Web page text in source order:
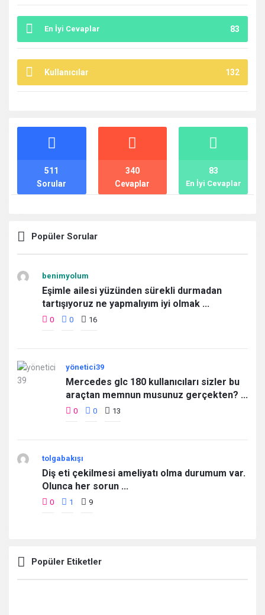
En İyi Cevaplar 83
Kullanıcılar 132
İstatistikler
Sorular
511
Cevaplar
340
En İyi Cevaplar
83
Popüler Sorular
benimyolum
Eşimle ailesi yüzünden sürekli durmadan
tartışıyoruz ne yapmalıyım iyi olmak ...
0 0 16
yönetici39
Mercedes glc 180 kullanıcıları sizler bu
araçtan memnun musunuz gerçekten? ...
0 0 13
tolgabakışı
Diş eti çekilmesi ameliyatı olma durumum var.
Olunca her sorun ...
0 1 9
Popüler Etiketler